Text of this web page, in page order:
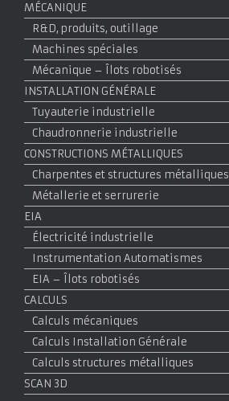
MÉCANIQUE
R&D, produits, outillage
Machines spéciales
Mécanique – Îlots robotisés
INSTALLATION GÉNÉRALE
Tuyauterie industrielle
Chaudronnerie industrielle
CONSTRUCTIONS MÉTALLIQUES
Charpentes et structures métalliques
Métallerie et serrurerie
EIA
Électricité industrielle
Instrumentation Automatismes
EIA – Îlots robotisés
CALCULS
Calculs mécaniques
Calculs Installation Générale
Calculs structures métalliques
SCAN 3D